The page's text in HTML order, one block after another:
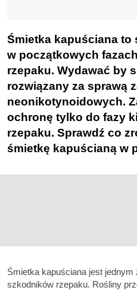
Śmietka kapuściana to
w początkowych
rzepaku. Wydawać by
rozwiązany za sprawą
neonikotynoidowych.
ochronę tylko do fazy
rzepaku. Sprawdź co
śmietkę kapuścianą w
Śmietka kapuściana jest
szkodników rzepaku. Rośliny